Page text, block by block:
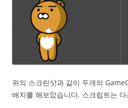
위의 스크린샷과 같이 두개의
배치를 해보았습니다. 스크립트는